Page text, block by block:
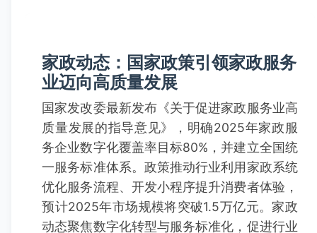
家政动态：国家政策引领家政服务
业迈向高质量发展
国家发改委最新发布《关于促进家政服务业高
质量发展的指导意见》，明确2025年家政服
务企业数字化覆盖率目标80%，并建立全国统
一服务标准体系。政策推动行业利用家政系统
优化服务流程、开发小程序提升消费者体验，
预计2025年市场规模将突破1.5万亿元。家政
动态聚焦数字化转型与服务标准化，促进行业